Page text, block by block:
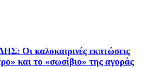
Οι καλοκαιρινές εκπτώσεις
και το «σωσίβιο» της αγοράς